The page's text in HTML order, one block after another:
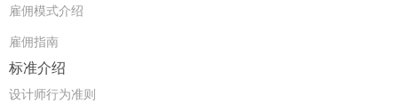
雇佣模式介绍
雇佣指南
标准介绍
设计师行为准则